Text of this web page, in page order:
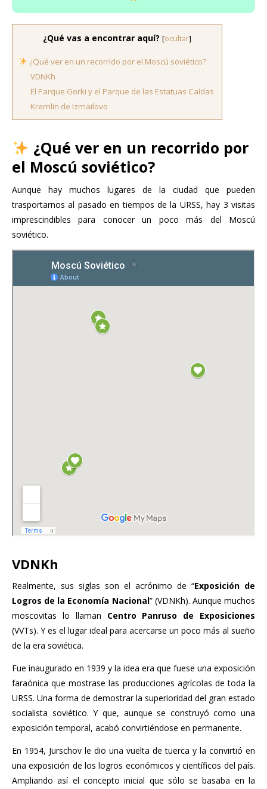
¿Qué vas a encontrar aquí? [ocultar]
¿Qué ver en un recorrido por el Moscú soviético?
VDNKh
El Parque Gorki y el Parque de las Estatuas Caídas
Kremlin de Izmailovo
¿Qué ver en un recorrido por
el Moscú soviético?
Aunque hay muchos lugares de la ciudad que pueden
trasportarnos al pasado en tiempos de la URSS, hay 3 visitas
imprescindibles para conocer un poco más del Moscú
soviético.
VDNKh
Realmente, sus siglas son el acrónimo de “Exposición de
Logros de la Economía Nacional” (VDNKh). Aunque muchos
moscovitas lo llaman Centro Panruso de Exposiciones
(VVTs). Y es el lugar ideal para acercarse un poco más al sueño
de la era soviética.
Fue inaugurado en 1939 y la idea era que fuese una exposición
faraónica que mostrase las producciones agrícolas de toda la
URSS. Una forma de demostrar la superioridad del gran estado
socialista soviético. Y que, aunque se construyó como una
exposición temporal, acabó convirtiéndose en permanente.
En 1954, Jurschov le dio una vuelta de tuerca y la convirtió en
una exposición de los logros económicos y científicos del país.
Ampliando así el concepto inicial que sólo se basaba en la